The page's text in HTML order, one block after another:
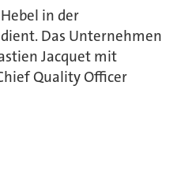
in der
Das Unternehmen
Jacquet mit
Quality Officer